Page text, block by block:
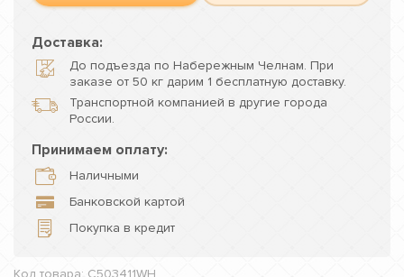
Доставка:
До подъезда по Набережным Челнам. При
заказе от 50 кг дарим 1 бесплатную доставку.
Транспортной компанией в другие города
России.
Принимаем оплату:
Наличными
Банковской картой
Покупка в кредит